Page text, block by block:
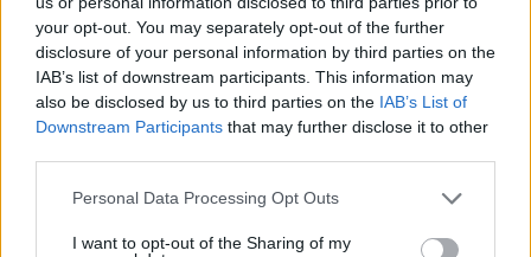
your opt-out. You may separately opt-out of the further
disclosure of your personal information by third parties on the
IAB’s list of downstream participants. This information may
also be disclosed by us to third parties on the IAB’s List of
Downstream Participants that may further disclose it to other
Please note that this website/app uses one or more Google
not limited to your visit or usage behaviour. You may click to
Personal Data Processing Opt Outs
I want to opt-out of the Sharing of my
Η απουσία μέσα στη νύχτα και η λεπτομέρεια στα
μηνύματα: Πώς η σύζυγος του Αφγανού ξεκίνησε